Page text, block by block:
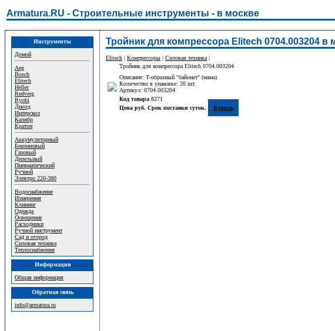
Armatura.RU - Строительные инструменты - в москве
Инструменты
Домой
Aeg
Bosch
Elitech
Heller
Redverg
Ryobi
Диолд
Интерскол
Калибр
Кратон
Аккумуляторный
Бензиновый
Газовый
Дизельный
Пневматический
Ручной
Электро 220-380
Водоснабжение
Измерения
Клининг
Одежда
Освещение
Расходники
Ручной инструмент
Сад и огород
Силовая техника
Теплоснабжение
Информация
Общая информация
Обратная связь
info@armatura.ru
Тройник для компрессора Elitech 0704.003204 в
Elitech | Компрессоры | Силовая техника |
Тройник для компрессора Elitech 0704.003204
Описание: Т-образный "байонет" (мама)
Количество в упаковке: 20 шт.
Артикул: 0704.003204
Код товара 8271
Цена руб. Срок поставки суток.
Купить